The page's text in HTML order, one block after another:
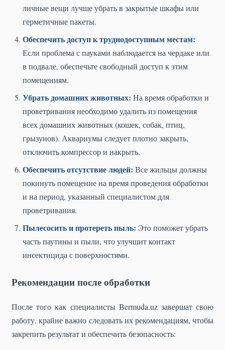
личные вещи лучше убрать в закрытые шкафы или
герметичные пакеты.
Обеспечить доступ к труднодоступным местам:
Если проблема с пауками наблюдается на чердаке или
в подвале, обеспечьте свободный доступ к этим
помещениям.
Убрать домашних животных: На время обработки и
проветривания необходимо удалить из помещения
всех домашних животных (кошек, собак, птиц,
грызунов). Аквариумы следует плотно закрыть,
отключить компрессор и накрыть.
Обеспечить отсутствие людей: Все жильцы должны
покинуть помещение на время проведения обработки
и на период, указанный специалистом для
проветривания.
Пылесосить и протереть пыль: Это поможет убрать
часть паутины и пыли, что улучшит контакт
инсектицида с поверхностями.
Рекомендации после обработки
После того как специалисты Bermuda.uz завершат свою
работу, крайне важно следовать их рекомендациям, чтобы
закрепить результат и обеспечить безопасность: